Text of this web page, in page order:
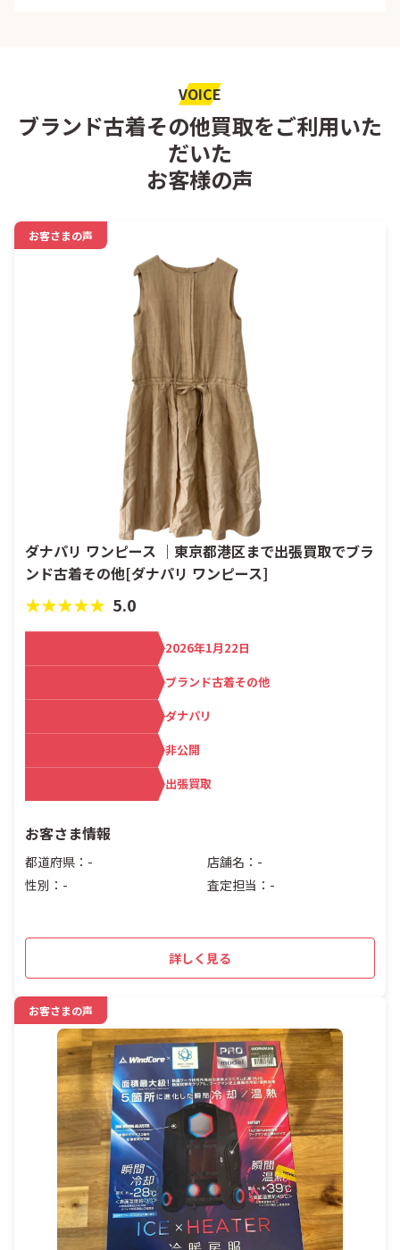
VOICE
ブランド古着その他買取をご利用いた
だいた
お客様の声
お客さまの声
ダナパリ ワンピース ｜東京都港区まで出張買取でブラ
ンド古着その他[ダナパリ ワンピース]
★★★★★ 5.0
2026年1月22日
ブランド古着その他
ダナパリ
非公開
出張買取
お客さま情報
都道府県：-
店舗名：-
性別：-
査定担当：-
詳しく見る
お客さまの声